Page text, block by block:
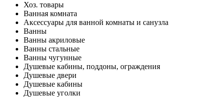
Хоз. товары
Ванная комната
Аксессуары для ванной комнаты и санузла
Ванны
Ванны акриловые
Ванны стальные
Ванны чугунные
Душевые кабины, поддоны, ограждения
Душевые двери
Душевые кабины
Душевые уголки